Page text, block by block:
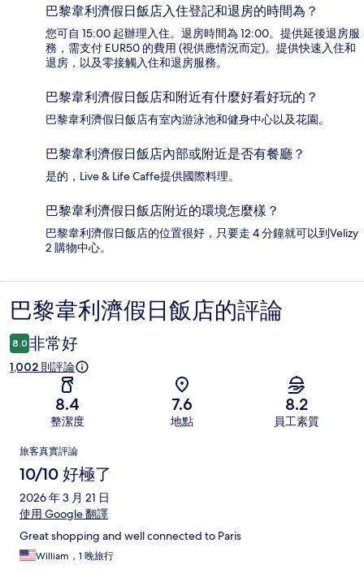
巴黎韋利濟假日飯店入住登記和退房的時間為？
您可自 15:00 起辦理入住。退房時間為 12:00。提供延後退房服
務，需支付 EUR50 的費用 (視供應情況而定)。提供快速入住和
退房，以及零接觸入住和退房服務。
巴黎韋利濟假日飯店和附近有什麼好看好玩的？
巴黎韋利濟假日飯店有室內游泳池和健身中心以及花園。
巴黎韋利濟假日飯店內部或附近是否有餐廳？
是的，Live & Life Caffe提供國際料理。
巴黎韋利濟假日飯店附近的環境怎麼樣？
巴黎韋利濟假日飯店的位置很好，只要走 4 分鐘就可以到Velizy
2 購物中心。
評
論
巴黎韋利濟假日飯店的評論
8.0 非常好
1,002 則評論
8.4
整潔度
7.6
地點
8.2
員工素質
評
論
旅客真實評論
10/10 好極了
2026 年 3 月 21 日
使用 Google 翻譯
Great shopping and well connected to Paris
William，1 晚旅行